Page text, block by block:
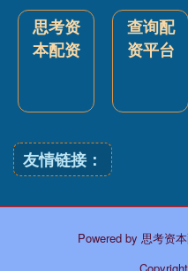
思考资
本配资
查询配
资平台
友情链接：
Powered by 思考资